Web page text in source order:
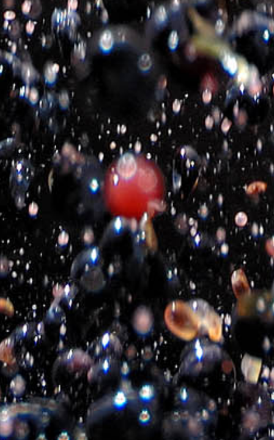
All Rights Reserved
Eshop Politik
Nutzungsbedingungen
Cookie Richtlinie
Waren – Rückgabepolitik
Versandart und Kosten
Zahlungsweise
Unternehmen
Uber uns
Datenschutzbestimmungen
Kontakt